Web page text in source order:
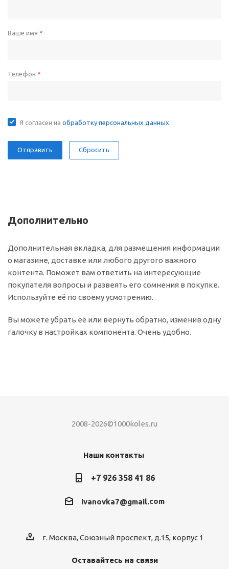
Ваше имя *
Телефон *
Я согласен на обработку персональных данных
Сбросить
Дополнительно
Дополнительная вкладка, для размещения информации
о магазине, доставке или любого другого важного
контента. Поможет вам ответить на интересующие
покупателя вопросы и развеять его сомнения в покупке.
Используйте её по своему усмотрению.
Вы можете убрать её или вернуть обратно, изменив одну
галочку в настройках компонента. Очень удобно.
2008-2026©1000koles.ru
Наши контакты
+7 926 358 41 86
ivanovka7@gmail.com
г. Москва, Союзный проспект, д.15, корпус 1
Оставайтесь на связи